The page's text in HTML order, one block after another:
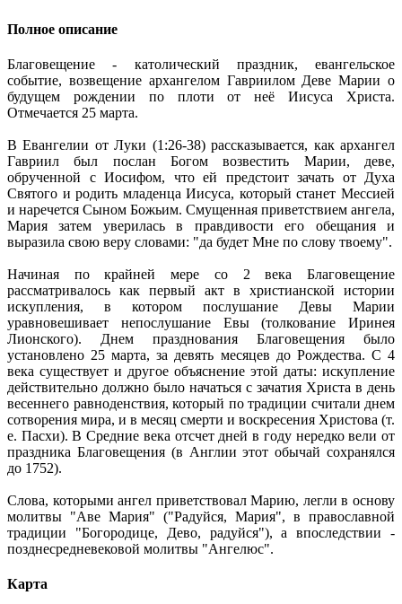
Полное описание
Благовещение - католический праздник, евангельское
событие, возвещение архангелом Гавриилом Деве Марии о
будущем рождении по плоти от неё Иисуса Христа.
Отмечается 25 марта.
В Евангелии от Луки (1:26-38) рассказывается, как архангел
Гавриил был послан Богом возвестить Марии, деве,
обрученной с Иосифом, что ей предстоит зачать от Духа
Святого и родить младенца Иисуса, который станет Мессией
и наречется Сыном Божьим. Смущенная приветствием ангела,
Мария затем уверилась в правдивости его обещания и
выразила свою веру словами: "да будет Мне по слову твоему".
Начиная по крайней мере со 2 века Благовещение
рассматривалось как первый акт в христианской истории
искупления, в котором послушание Девы Марии
уравновешивает непослушание Евы (толкование Иринея
Лионского). Днем празднования Благовещения было
установлено 25 марта, за девять месяцев до Рождества. С 4
века существует и другое объяснение этой даты: искупление
действительно должно было начаться с зачатия Христа в день
весеннего равноденствия, который по традиции считали днем
сотворения мира, и в месяц смерти и воскресения Христова (т.
е. Пасхи). В Средние века отсчет дней в году нередко вели от
праздника Благовещения (в Англии этот обычай сохранялся
до 1752).
Слова, которыми ангел приветствовал Марию, легли в основу
молитвы "Аве Мария" ("Радуйся, Мария", в православной
традиции "Богородице, Дево, радуйся"), а впоследствии -
позднесредневековой молитвы "Ангелюс".
Карта